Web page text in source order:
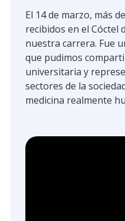
El 14 de marzo, más
recibidos en el Cóctel
nuestra carrera. Fue
que pudimos
universitaria y
sectores de la
medicina realmente